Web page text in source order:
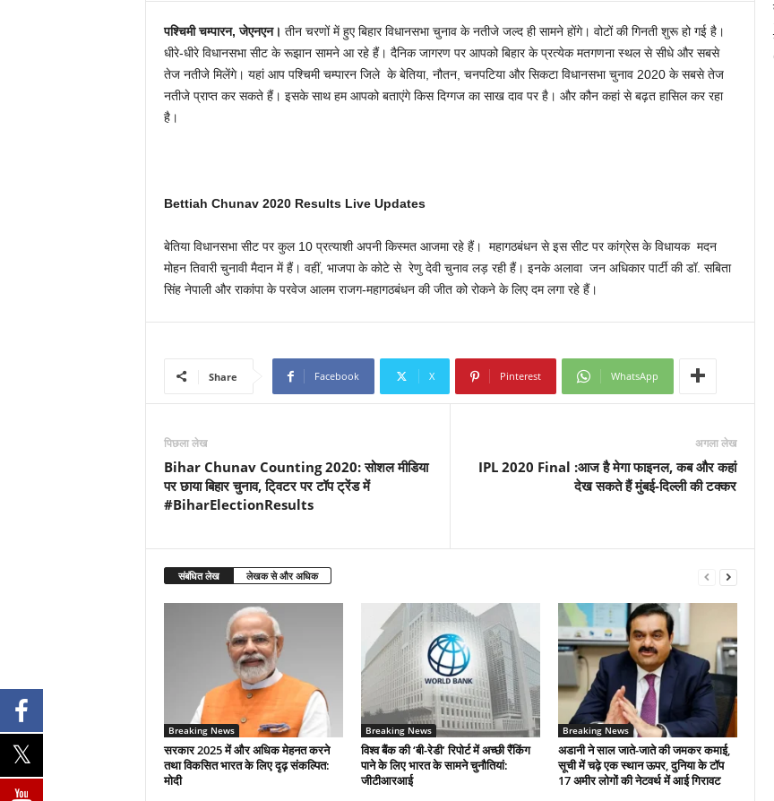
पश्चिमी चम्पारन, जेएनएन। तीन चरणों में हुए बिहार विधानसभा चुनाव के नतीजे जल्द ही सामने होंगे। वोटों की गिनती शुरू हो गई है।
धीरे-धीरे विधानसभा सीट के रूझान सामने आ रहे हैं। दैनिक जागरण पर आपको बिहार के प्रत्येक मतगणना स्थल से सीधे और सबसे
तेज नतीजे मिलेंगे। यहां आप पश्चिमी चम्पारन जिले के बेतिया, नौतन, चनपटिया और सिकटा विधानसभा चुनाव 2020 के सबसे तेज
नतीजे प्राप्त कर सकते हैं। इसके साथ हम आपको बताएंगे किस दिग्गज का साख दाव पर है। और कौन कहां से बढ़त हासिल कर रहा
है।
Bettiah Chunav 2020 Results Live Updates
बेतिया विधानसभा सीट पर कुल 10 प्रत्याशी अपनी किस्मत आजमा रहे हैं। महागठबंधन से इस सीट पर कांग्रेस के विधायक मदन
मोहन तिवारी चुनावी मैदान में हैं। वहीं, भाजपा के कोटे से रेणु देवी चुनाव लड़ रही हैं। इनके अलावा जन अधिकार पार्टी की डॉ. सबिता
सिंह नेपाली और राकांपा के परवेज आलम राजग-महागठबंधन की जीत को रोकने के लिए दम लगा रहे हैं।
Share Facebook X Pinterest WhatsApp
पिछला लेख
Bihar Chunav Counting 2020: सोशल मीडिया
पर छाया बिहार चुनाव, टि्वटर पर टॉप ट्रेंड में
#BiharElectionResults
अगला लेख
IPL 2020 Final :आज है मेगा फाइनल, कब और कहां
देख सकते हैं मुंबई-दिल्ली की टक्कर
संबंधित लेख लेखक से और अधिक
Breaking News
सरकार 2025 में और अधिक मेहनत करने
तथा विकसित भारत के लिए दृढ़ संकल्पित:
माेदी
Breaking News
विश्व बैंक की ‘बी-रेडी’ रिपोर्ट में अच्छी रैंकिंग
पाने के लिए भारत के सामने चुनौतियां:
जीटीआरआई
Breaking News
अडानी ने साल जाते-जाते की जमकर कमाई,
सूची में चढ़े एक स्थान ऊपर, दुनिया के टॉप
17 अमीर लोगों की नेटवर्थ में आई गिरावट